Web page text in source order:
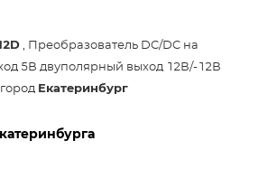
, Преобразователь DC/DC на
5В двуполярный выход 12В/-12В
Екатеринбург